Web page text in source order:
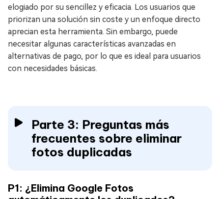
elogiado por su sencillez y eficacia. Los usuarios que
priorizan una solución sin coste y un enfoque directo
aprecian esta herramienta. Sin embargo, puede
necesitar algunas características avanzadas en
alternativas de pago, por lo que es ideal para usuarios
con necesidades básicas.
Parte 3: Preguntas más
frecuentes sobre eliminar
fotos duplicadas
P1: ¿Elimina Google Fotos